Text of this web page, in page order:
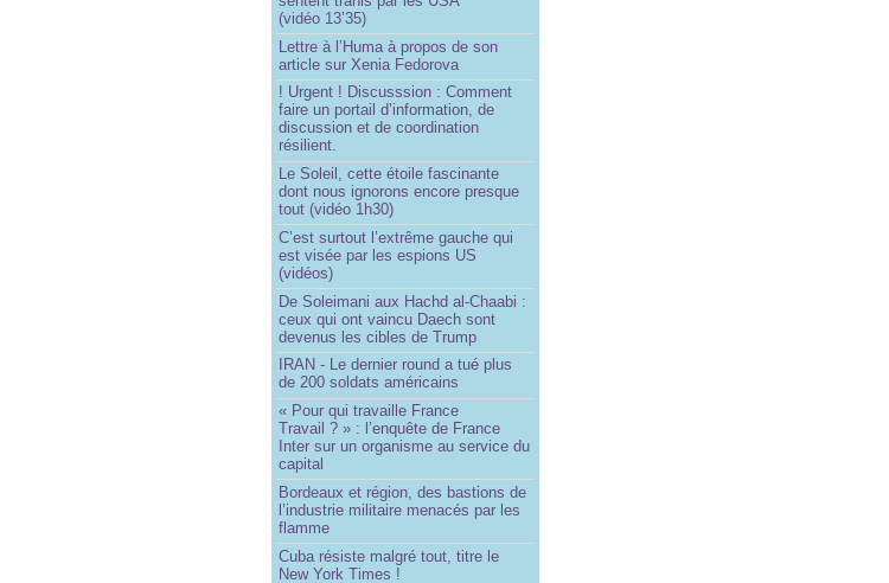
(vidéo 13’35)
Lettre à l’Huma à propos de son
article sur Xenia Fedorova
! Urgent ! Discusssion : Comment
faire un portail d’information, de
discussion et de coordination
résilient.
Le Soleil, cette étoile fascinante
dont nous ignorons encore presque
tout (vidéo 1h30)
C’est surtout l’extrême gauche qui
est visée par les espions US
(vidéos)
De Soleimani aux Hachd al‑Chaabi :
ceux qui ont vaincu Daech sont
devenus les cibles de Trump
IRAN - Le dernier round a tué plus
de 200 soldats américains
« Pour qui travaille France
Travail ? » : l’enquête de France
Inter sur un organisme au service du
capital
Bordeaux et région, des bastions de
l’industrie militaire menacés par les
flamme
Cuba résiste malgré tout, titre le
New York Times !